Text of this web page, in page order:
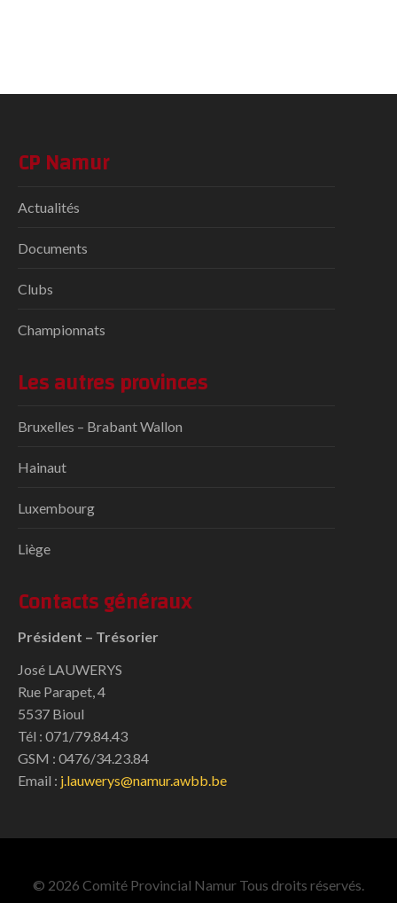
CP Namur
Actualités
Documents
Clubs
Championnats
Les autres provinces
Bruxelles – Brabant Wallon
Hainaut
Luxembourg
Liège
Contacts généraux
Président – Trésorier
José LAUWERYS
Rue Parapet, 4
5537 Bioul
Tél : 071/79.84.43
GSM : 0476/34.23.84
Email : j.lauwerys@namur.awbb.be
© 2026 Comité Provincial Namur Tous droits réservés.